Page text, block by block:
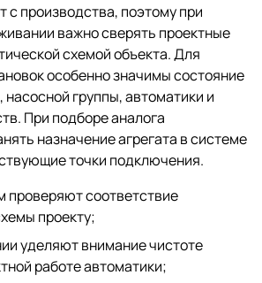
с производства, поэтому при
важно сверять проектные
схемой объекта. Для
особенно значимы состояние
группы, автоматики и
При подборе аналога
назначение агрегата в системе
точки подключения.
проверяют соответствие
проекту;
уделяют внимание чистоте
работе автоматики;